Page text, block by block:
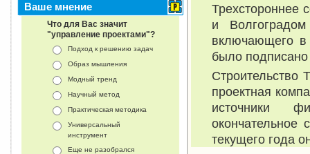
Ваше мнение
Что для Вас значит
"управление проектами"?
Подход к решению задач
Образ мышления
Модный тренд
Научный метод
Практическая методика
Универсальный
инструмент
Еще не разобрался
Трехстороннее
и
включающего в
было
Строительство
проектная
источники
окончательное
текущего года